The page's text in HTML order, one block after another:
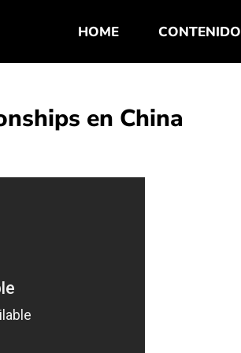
HOME CONTENIDO
en China